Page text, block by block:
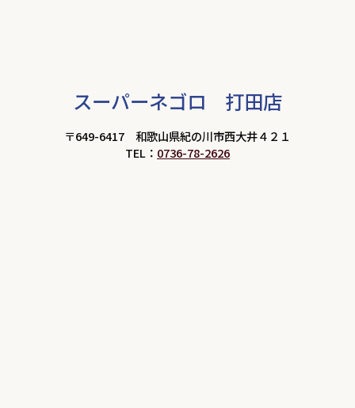
スーパーネゴロ 打田店
〒649-6417 和歌山県紀の川市西大井４２１
TEL： 0736-78-2626